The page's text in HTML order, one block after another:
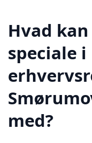
Hvad
speciale i
med?